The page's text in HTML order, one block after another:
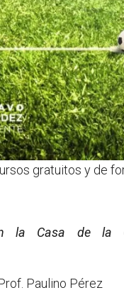
gratuitos y de
la Casa de
Paulino Pérez